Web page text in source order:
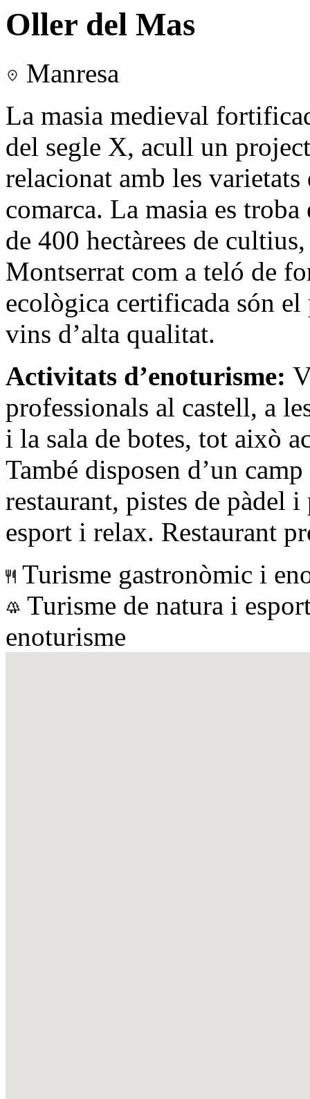
Oller del Mas
Manresa
La masia medieval
del segle X, acull un
relacionat amb les
comarca. La masia es
de 400 hectàrees de
Montserrat com a teló de
ecològica certificada són
vins d’alta qualitat.
Activitats d’enoturisme:
professionals al castell, a
i la sala de botes, tot això
També disposen d’un
restaurant, pistes de pàdel
esport i relax. Restaurant
Turisme gastronòmic i
Turisme de natura i
enoturisme